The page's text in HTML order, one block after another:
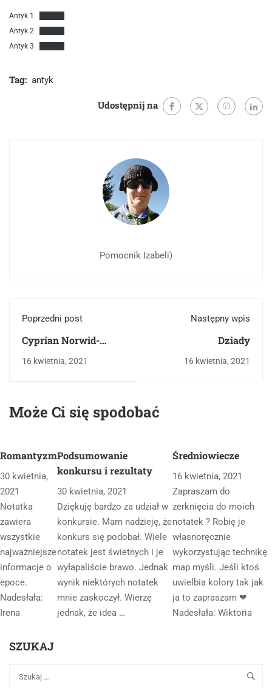
Antyk 1
Antyk 2
Antyk 3
Tag: antyk
Udostępnij na
Pomocnik Izabeli)
Poprzedni post
Cyprian Norwid-
wybrane wiersze
16 kwietnia, 2021
Następny wpis
Dziady
16 kwietnia, 2021
Może Ci się spodobać
Romantyzm
30 kwietnia,
2021
Notatka
zawiera
wszystkie
najważniejsze
informacje o
epoce.
Nadesłała:
Irena
Podsumowanie
konkursu i rezultaty
30 kwietnia, 2021
Dziękuję bardzo za udział w
konkursie. Mam nadzieję, że
konkurs się podobał. Wiele
notatek jest świetnych i je
wyłapaliście brawo. Jednak
wynik niektórych notatek
mnie zaskoczył. Wierzę
jednak, że idea …
Średniowiecze
16 kwietnia, 2021
Zapraszam do
zerknięcia do moich
notatek ? Robię je
własnoręcznie
wykorzystując technikę
map myśli. Jeśli ktoś
uwielbia kolory tak jak
ja to zapraszam ❤
Nadesłała: Wiktoria
SZUKAJ